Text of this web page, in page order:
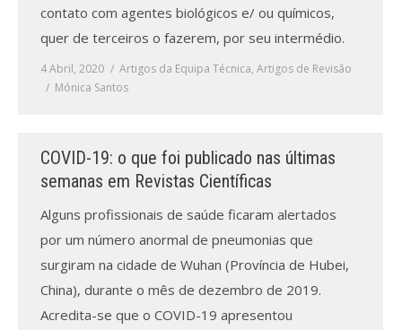
contato com agentes biológicos e/ ou químicos,
quer de terceiros o fazerem, por seu intermédio.
4 Abril, 2020 Artigos da Equipa Técnica, Artigos de Revisão
Mónica Santos
COVID-19: o que foi publicado nas últimas
semanas em Revistas Científicas
Alguns profissionais de saúde ficaram alertados
por um número anormal de pneumonias que
surgiram na cidade de Wuhan (Província de Hubei,
China), durante o mês de dezembro de 2019.
Acredita-se que o COVID-19 apresentou